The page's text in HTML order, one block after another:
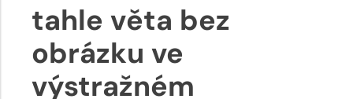
tahle věta bez
obrázku ve
výstražném